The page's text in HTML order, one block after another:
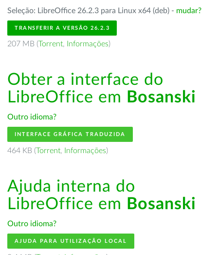
Seleção: LibreOffice 26.2.3 para Linux x64 (deb) - mudar?
TRANSFERIR A VERSÃO 26.2.3
207 MB (Torrent, Informações)
Obter a interface do
LibreOffice em Bosanski
Outro idioma?
INTERFACE GRÁFICA TRADUZIDA
464 KB (Torrent, Informações)
Ajuda interna do
LibreOffice em Bosanski
Outro idioma?
AJUDA PARA UTILIZAÇÃO LOCAL